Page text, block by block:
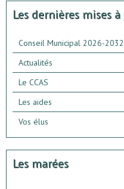
Les dernières mises
Conseil Municipal 2026-2032
Actualités
Le CCAS
Les aides
Vos élus
Les marées